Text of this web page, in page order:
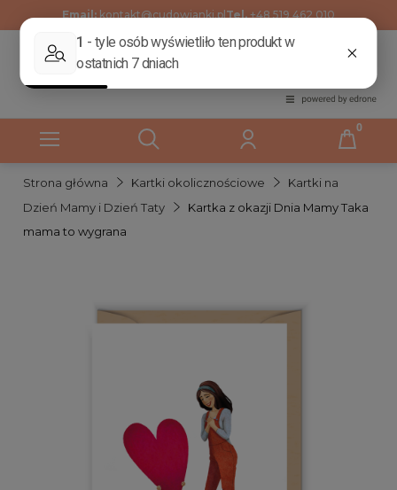
Email:kontakt@cudowianki.plTel.+48 519 462 010
Strona główna Kartki okolicznościowe
Kartki na
Dzień Mamy i Dzień Taty
Kartka z okazji Dnia Mamy Taka
mama to wygrana